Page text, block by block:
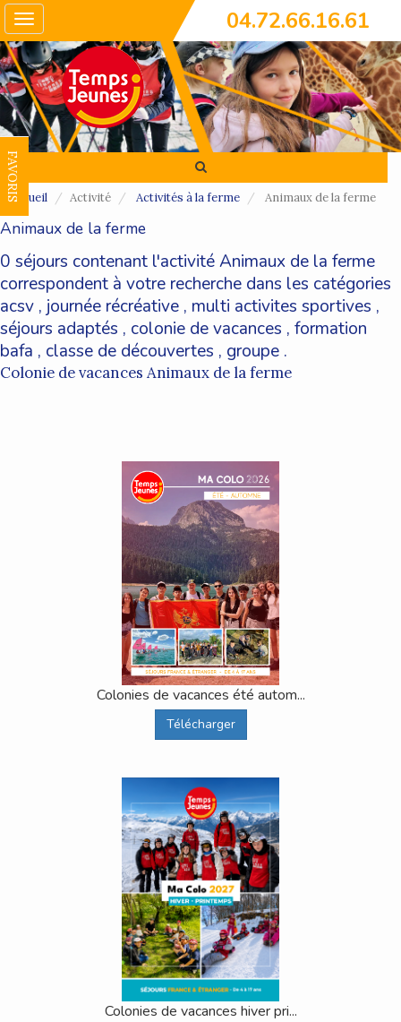
Toggle
navigation
04.72.66.16.61
FAVORIS
Accueil Activité Activités à la ferme Animaux de la ferme
Animaux de la ferme
0 séjours contenant l'activité Animaux de la ferme
correspondent à votre recherche dans les catégories
acsv , journée récréative , multi activites sportives ,
séjours adaptés , colonie de vacances , formation
bafa , classe de découvertes , groupe .
Colonie de vacances Animaux de la ferme
Colonies de vacances été autom...
Télécharger
Colonies de vacances hiver pri...